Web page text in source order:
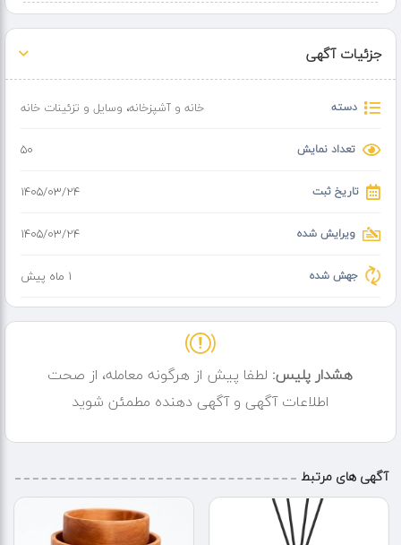
جزئیات آگهی
دسته خانه و آشپزخانه، وسایل و تزئینات خانه
تعداد نمایش 50
تاریخ ثبت ۱۴۰۵/۰۳/۲۴
ویرایش شده ۱۴۰۵/۰۳/۲۴
جهش شده 1 ماه پیش
هشدار پلیس: لطفا پیش از هرگونه معامله، از صحت
اطلاعات آگهی و آگهی دهنده مطمئن شوید
آگهی های مرتبط